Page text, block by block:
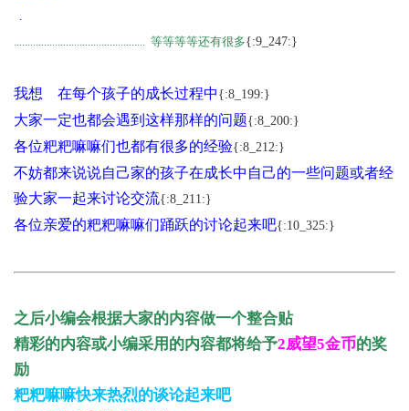
.
................................................ 等等等等还有很多{:9_247:}
我想 在每个孩子的成长过程中 {:8_199:}
大家一定也都会遇到这样那样的问题{:8_200:}
各位粑粑嘛嘛们也都有很多的经验{:8_212:}
不妨都来说说自己家的孩子在成长中自己的一些问题或者经
验大家一起来讨论交流{:8_211:}
各位亲爱的粑粑嘛嘛们踊跃的讨论起来吧{:10_325:}
之后小编会根据大家的内容做一个整合贴
精彩的内容或小编采用的内容都将给予2威望5金币的奖
励
粑粑嘛嘛快来热烈的谈论起来吧